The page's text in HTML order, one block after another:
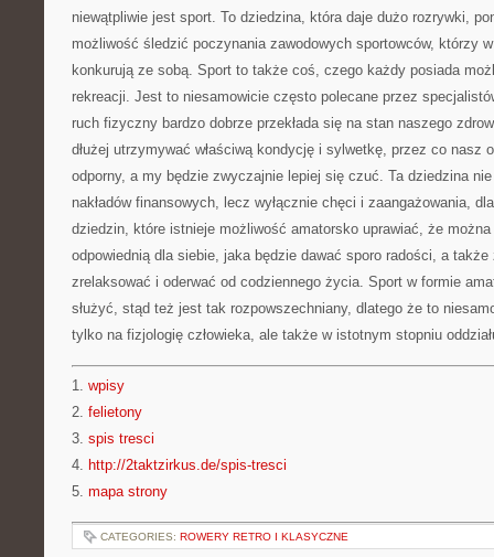
niewątpliwie jest sport. To dziedzina, która daje dużo rozrywki,
możliwość śledzić poczynania zawodowych sportowców, którzy
konkurują ze sobą. Sport to także coś, czego każdy posiada
rekreacji. Jest to niesamowicie często polecane przez
ruch fizyczny bardzo dobrze przekłada się na stan naszego
dłużej utrzymywać właściwą kondycję i sylwetkę, przez co nasz
odporny, a my będzie zwyczajnie lepiej się czuć. Ta dziedzina
nakładów finansowych, lecz wyłącznie chęci i zaangażowania,
dziedzin, które istnieje możliwość amatorsko uprawiać, że
odpowiednią dla siebie, jaka będzie dawać sporo radości, a także
zrelaksować i oderwać od codziennego życia. Sport w formie
służyć, stąd też jest tak rozpowszechniany, dlatego że to
tylko na fizjologię człowieka, ale także w istotnym stopniu
1. wpisy
2. felietony
3. spis tresci
4. http://2taktzirkus.de/spis-tresci
5. mapa strony
CATEGORIES: ROWERY RETRO I KLASYCZNE